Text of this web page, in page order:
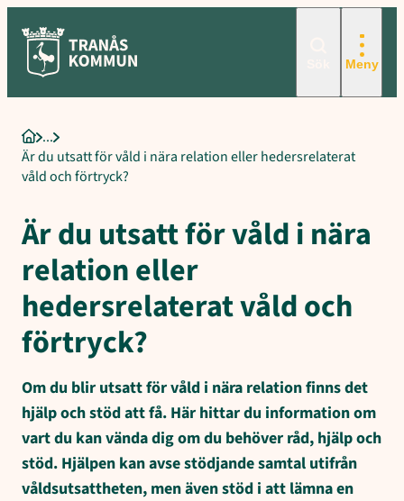
innehåll
Meny
Startsida
Är du utsatt för våld i nära relation eller hedersrelaterat
våld och förtryck?
Är du utsatt för våld i nära
relation eller
hedersrelaterat våld och
förtryck?
Om du blir utsatt för våld i nära relation finns det
hjälp och stöd att få. Här hittar du information om
vart du kan vända dig om du behöver råd, hjälp och
stöd. Hjälpen kan avse stödjande samtal utifrån
våldsutsattheten, men även stöd i att lämna en